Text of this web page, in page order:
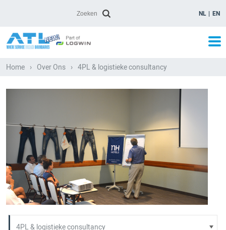
NL EN
Home › Over Ons › 4PL & logistieke consultancy